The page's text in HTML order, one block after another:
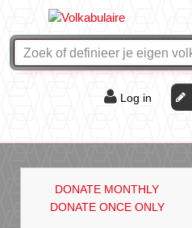
Log in
DONATE MONTHLY
DONATE ONCE ONLY